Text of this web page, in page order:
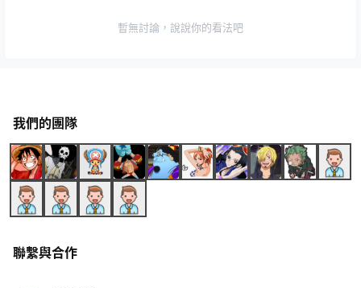
暫無討論，說說你的看法吧
我們的團隊
聯繫與合作